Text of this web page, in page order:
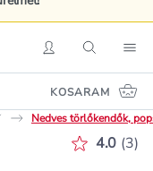
BelépésKeresés
KOSARAM
Nedves törlőkendők,
4.0 (3)